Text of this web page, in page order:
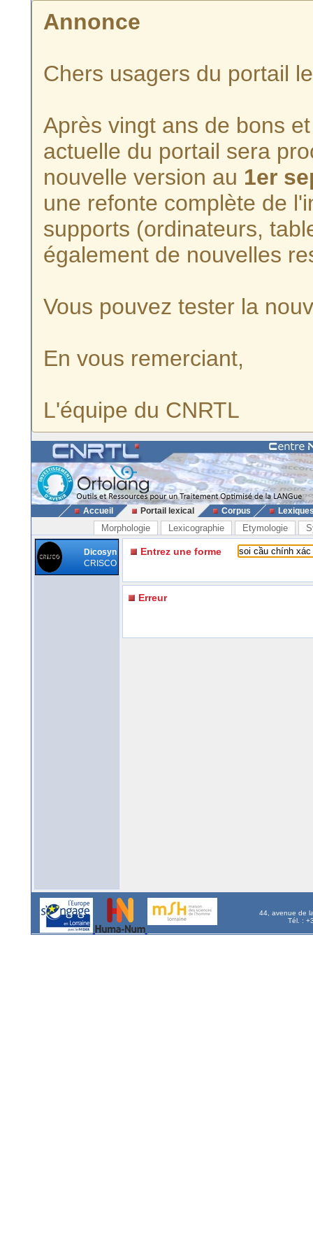
Annonce
Chers usagers du portail
Après vingt ans de bons
actuelle du portail sera
nouvelle version au 1er
une refonte complète de
supports (ordinateurs,
également de nouvelles
Vous pouvez tester la
En vous remerciant,
L'équipe du CNRTL
Accueil Portail lexical Corpus
Morphologie Lexicographie Etymologie
Dicosyn
CRISCO
Entrez une forme
Erreur
44, avenue de
Tél. :